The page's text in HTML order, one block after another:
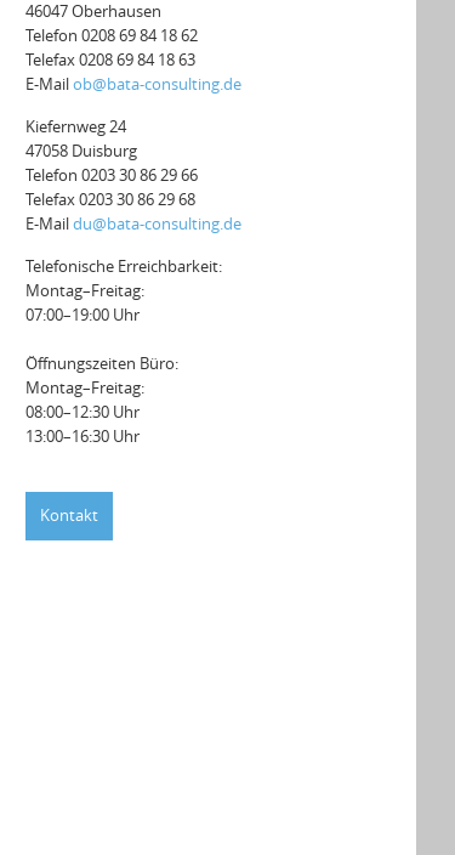
46047 Oberhausen
Telefon 0208 69 84 18 62
Telefax 0208 69 84 18 63
E-Mailob@bata-consulting.de
Kiefernweg 24
47058 Duisburg
Telefon 0203 30 86 29 66
Telefax 0203 30 86 29 68
E-Maildu@bata-consulting.de
Telefonische Erreichbarkeit:
Montag–Freitag:
07:00–19:00 Uhr
Öffnungszeiten Büro:
Montag–Freitag:
08:00–12:30 Uhr
13:00–16:30 Uhr
Kontakt